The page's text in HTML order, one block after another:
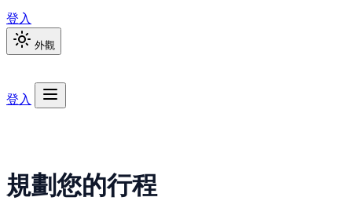
登入
外觀
登入
規劃您的行程